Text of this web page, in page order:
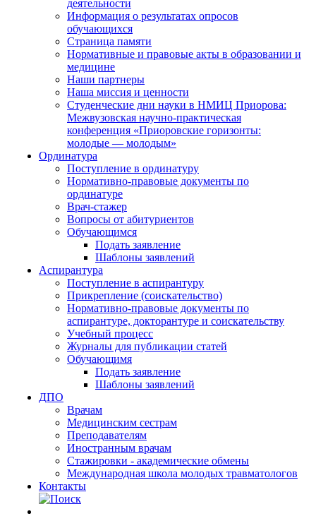
деятельности
Информация о результатах опросов
обучающихся
Страница памяти
Нормативные и правовые акты в образовании и
медицине
Наши партнеры
Наша миссия и ценности
Студенческие дни науки в НМИЦ Приорова:
Межвузовская научно-практическая
конференция «Приоровские горизонты:
молодые — молодым»
Ординатура
Поступление в ординатуру
Нормативно-правовые документы по
ординатуре
Врач-стажер
Вопросы от абитуриентов
Обучающимся
Подать заявление
Шаблоны заявлений
Аспирантура
Поступление в аспирантуру
Прикрепление (соискательство)
Нормативно-правовые документы по
аспирантуре, докторантуре и соискательству
Учебный процесс
Журналы для публикации статей
Обучающимя
Подать заявление
Шаблоны заявлений
ДПО
Врачам
Медицинским сестрам
Преподавателям
Иностранным врачам
Стажировки - академические обмены
Международная школа молодых травматологов
Контакты